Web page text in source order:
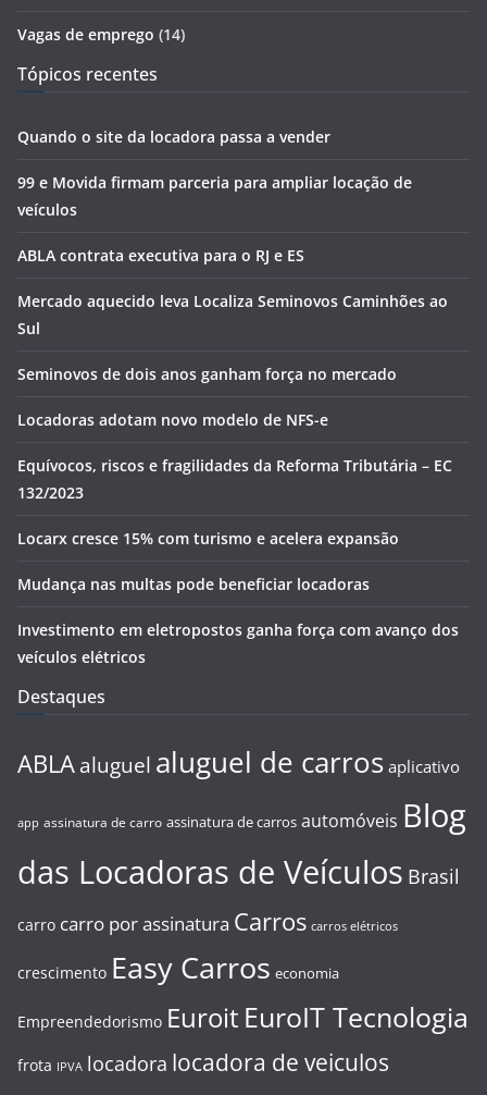
Vagas de emprego (14)
Tópicos recentes
Quando o site da locadora passa a vender
99 e Movida firmam parceria para ampliar locação de
veículos
ABLA contrata executiva para o RJ e ES
Mercado aquecido leva Localiza Seminovos Caminhões ao
Sul
Seminovos de dois anos ganham força no mercado
Locadoras adotam novo modelo de NFS-e
Equívocos, riscos e fragilidades da Reforma Tributária – EC
132/2023
Locarx cresce 15% com turismo e acelera expansão
Mudança nas multas pode beneficiar locadoras
Investimento em eletropostos ganha força com avanço dos
veículos elétricos
Destaques
ABLA aluguel aluguel de carros aplicativo
app assinatura de carro assinatura de carros automóveis Blog
das Locadoras de Veículos Brasil
carro carro por assinatura Carros carros elétricos
crescimento Easy Carros economia
Empreendedorismo Euroit EuroIT Tecnologia
frota IPVA locadora locadora de veiculos